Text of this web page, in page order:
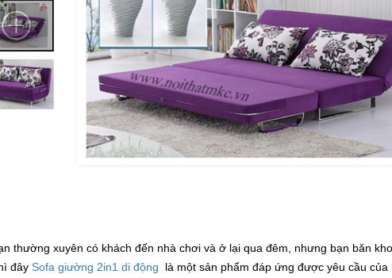
thường xuyên có khách đến nhà chơi và ở lại qua đêm, nhưng bạn băn
đây Sofa giường 2in1 di động
là một sản phẩm đáp ứng được yêu cầu